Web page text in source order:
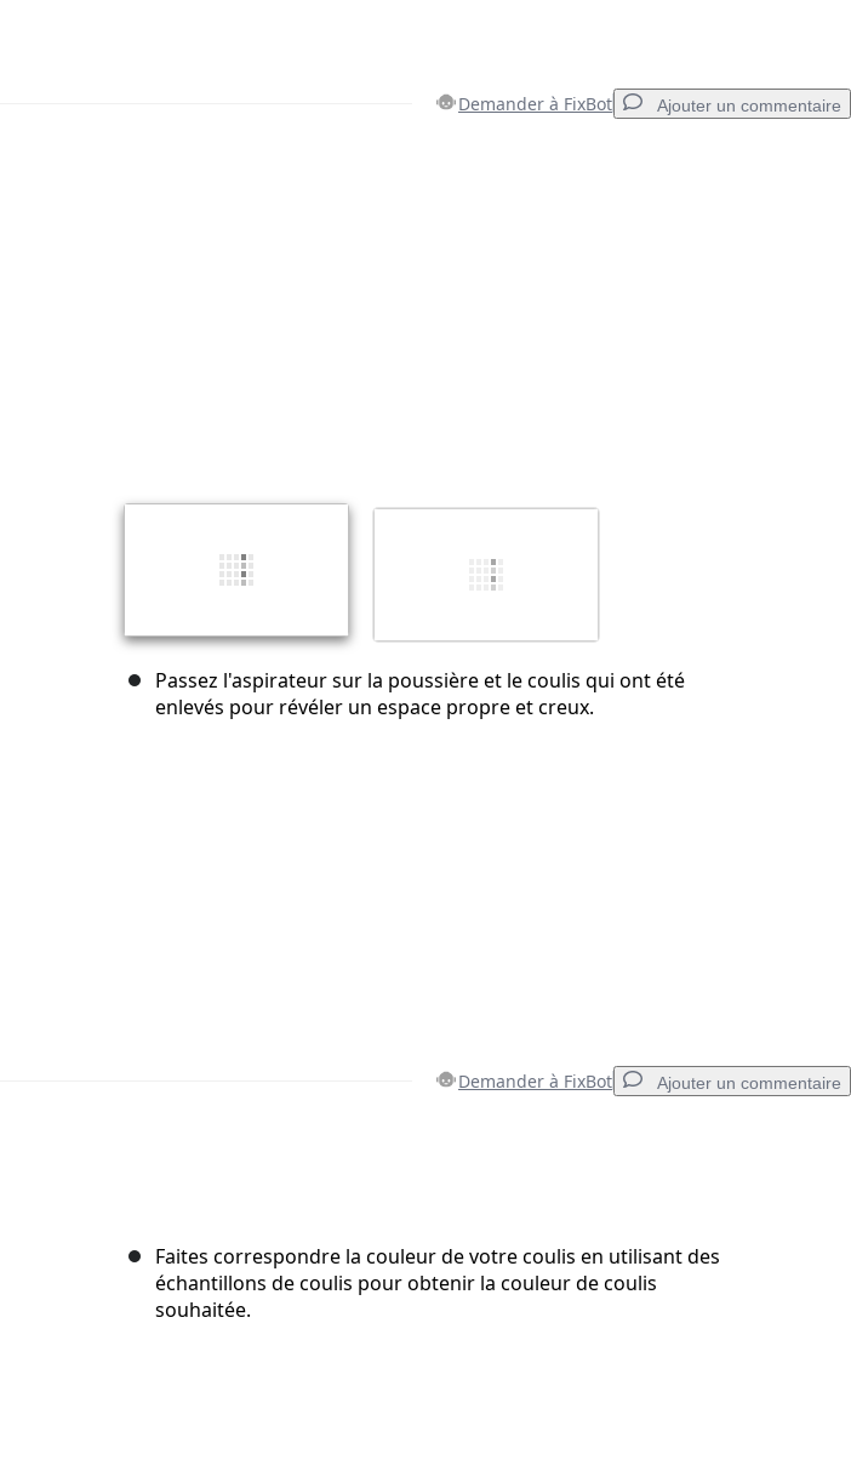
Demander à FixBot Ajouter un commentaire
Passez l'aspirateur sur la poussière et le coulis qui ont été
enlevés pour révéler un espace propre et creux.
Demander à FixBot Ajouter un commentaire
Faites correspondre la couleur de votre coulis en utilisant des
échantillons de coulis pour obtenir la couleur de coulis
souhaitée.